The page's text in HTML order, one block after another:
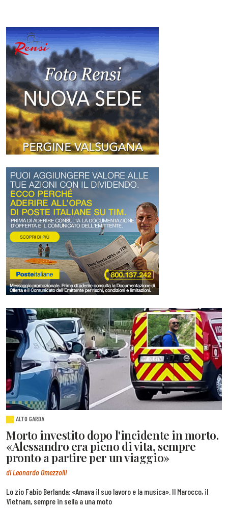
ALTO GARDA
Morto investito dopo l'incidente in morto.
«Alessandro era pieno di vita, sempre
pronto a partire per un viaggio»
di Leonardo Omezzolli
Lo zio Fabio Berlanda: «Amava il suo lavoro e la musica». Il Marocco, il
Vietnam, sempre in sella a una moto